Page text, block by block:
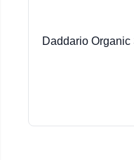
Daddario